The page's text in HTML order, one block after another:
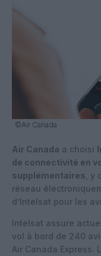
©Air Canada
Air Canada a choisi
de connectivité en
supplémentaires ,
réseau
d’Intelsat pour les
Intelsat assure
vol à bord de 240
Air Canada Express.